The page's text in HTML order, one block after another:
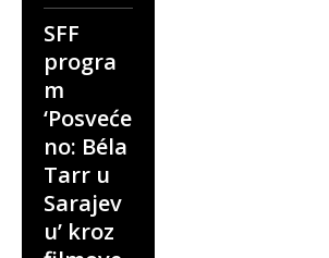
SFF
progra
m
‘Posveće
no: Béla
Tarr u
Sarajev
u’ kroz